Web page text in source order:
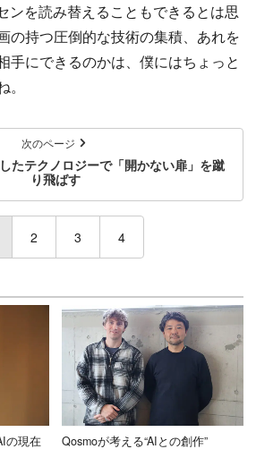
ンを読み替えることもできるとは思
の持つ圧倒的な技術の集積、あれを
手にできるのかは、僕にはちょっと
次のページ
たテクノロジーで「開かない扉」を蹴
り飛ばす
(current)
2 3 4
の現在
Qosmoが考える“AIとの創作”